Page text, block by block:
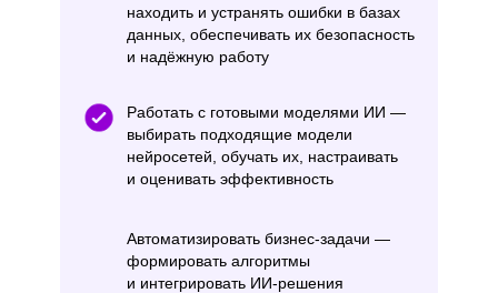
находить и устранять ошибки в базах
данных, обеспечивать их безопасность
и надёжную работу
Работать с готовыми моделями ИИ —
выбирать подходящие модели
нейросетей, обучать их, настраивать
и оценивать эффективность
Автоматизировать бизнес-задачи —
формировать алгоритмы
и интегрировать ИИ-решения